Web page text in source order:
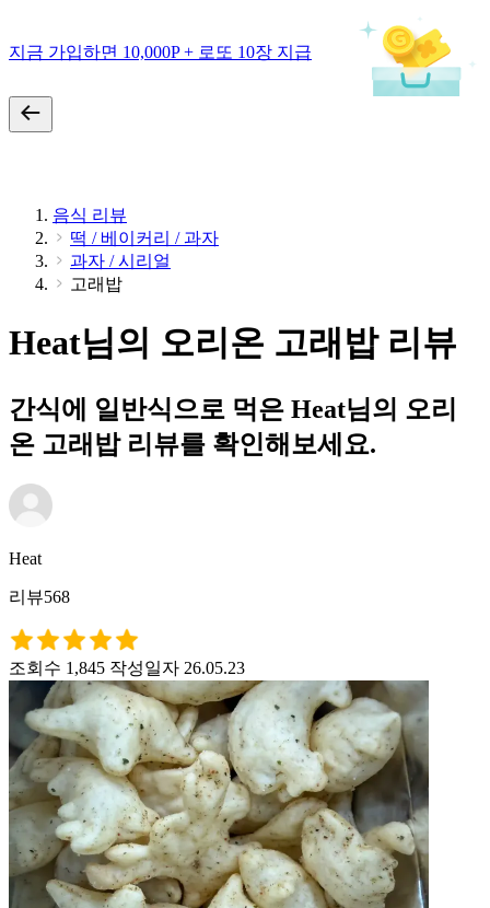
지금 가입하면 10,000P + 로또 10장 지급
음식 리뷰
떡 / 베이커리 / 과자
과자 / 시리얼
고래밥
Heat님의 오리온 고래밥 리뷰
간식에 일반식으로 먹은 Heat님의 오리
온 고래밥 리뷰를 확인해보세요.
Heat
리뷰568
조회수 1,845 작성일자 26.05.23